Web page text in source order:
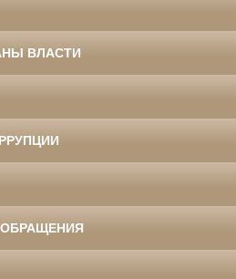
ВЛАСТИ